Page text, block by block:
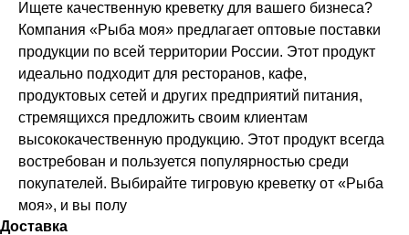
Ищете качественную креветку для вашего бизнеса?
Компания «Рыба моя» предлагает оптовые поставки
продукции по всей территории России. Этот продукт
идеально подходит для ресторанов, кафе,
продуктовых сетей и других предприятий питания,
стремящихся предложить своим клиентам
высококачественную продукцию. Этот продукт всегда
востребован и пользуется популярностью среди
покупателей. Выбирайте тигровую креветку от «Рыба
моя», и вы полу
Доставка